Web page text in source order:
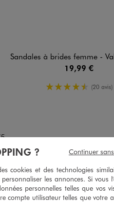
Sandales à brides femme - Valentina
19,99 €
4.5/5 de(20 avis)
5
du19/12/2025 parMartine F.
?
cookies et des technologies
les annonces. Si vous
personnelles telles que vos
compte utilisateur telles que votre
Continuer